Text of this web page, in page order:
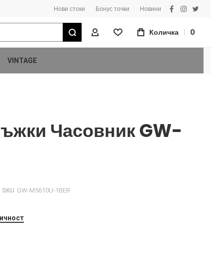
Нови стоки Бонус точки Новини
facebook
Търсене
Моят ПрофилКоличка 0
VINTAGE
Часовник GW-
SKU GW-M5610U-1BER